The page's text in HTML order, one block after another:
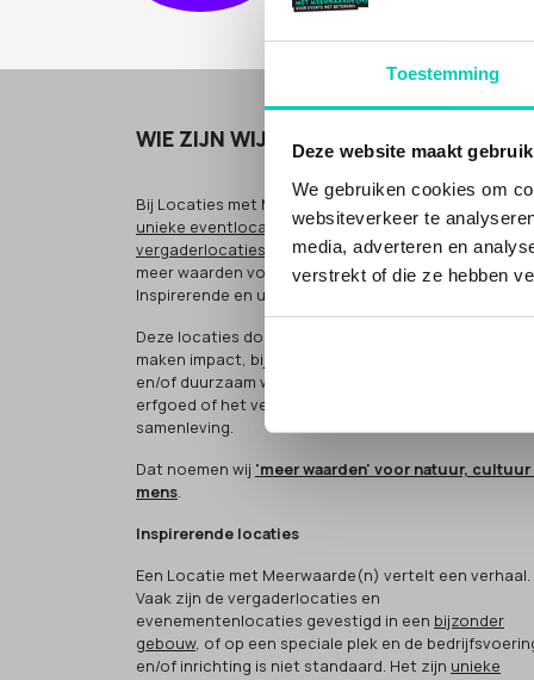
Toestemming
Deze website maakt
We gebruiken cookies om
websiteverkeer te
media, adverteren en
verstrekt of die ze hebben
WIE ZIJN WIJ
Bij Locaties met Meerwaarde(n) vind je
unieke eventlocatiesenbijzondereeninspirerende
vergaderlocaties voor zakelijke bijeenkomsten, met
meer waarden voor cultuur, natuur of mens.
Inspirerende en unieke plekken.
Deze locaties doen méér (people, planet, profit). Ze
maken impact, bijvoorbeeld door sociaal
en/of duurzaam werken, het bewaken van cultureel
erfgoed of het verbinden van groepen in de
samenleving.
Dat noemen wij 'meer waarden' voor natuur,
mens.
Inspirerende locaties
Een Locatie met Meerwaarde(n) vertelt een verhaal.
Vaak zijn de vergaderlocaties en
evenementenlocaties gevestigd in een bijzonder
gebouw, of op een speciale plek en de
en/of inrichting is niet standaard. Het zijn unieke